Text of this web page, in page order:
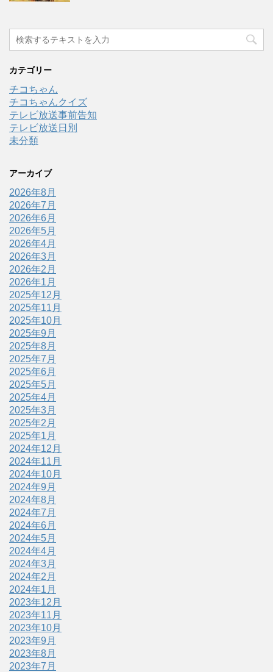
カテゴリー
チコちゃん
チコちゃんクイズ
テレビ放送事前告知
テレビ放送日別
未分類
アーカイブ
2026年8月
2026年7月
2026年6月
2026年5月
2026年4月
2026年3月
2026年2月
2026年1月
2025年12月
2025年11月
2025年10月
2025年9月
2025年8月
2025年7月
2025年6月
2025年5月
2025年4月
2025年3月
2025年2月
2025年1月
2024年12月
2024年11月
2024年10月
2024年9月
2024年8月
2024年7月
2024年6月
2024年5月
2024年4月
2024年3月
2024年2月
2024年1月
2023年12月
2023年11月
2023年10月
2023年9月
2023年8月
2023年7月